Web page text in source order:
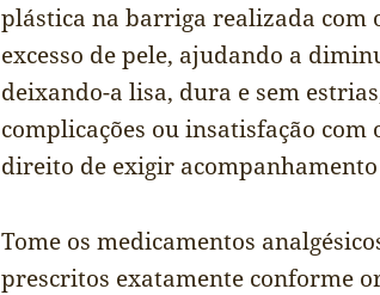
plástica na barriga realizada com
excesso de pele, ajudando a
deixando-a lisa, dura e sem
complicações ou insatisfação com
direito de exigir
Tome os medicamentos
prescritos exatamente conforme